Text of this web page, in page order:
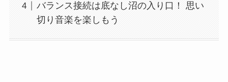
バランス接続は底なし沼の入り口！ 思い
切り音楽を楽しもう